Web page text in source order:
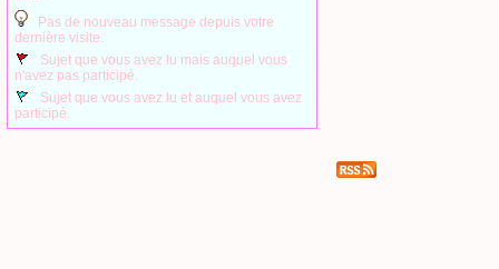
Pas de nouveau message depuis votre
dernière visite.
Sujet que vous avez lu mais auquel vous
n'avez pas participé.
Sujet que vous avez lu et auquel vous avez
participé.